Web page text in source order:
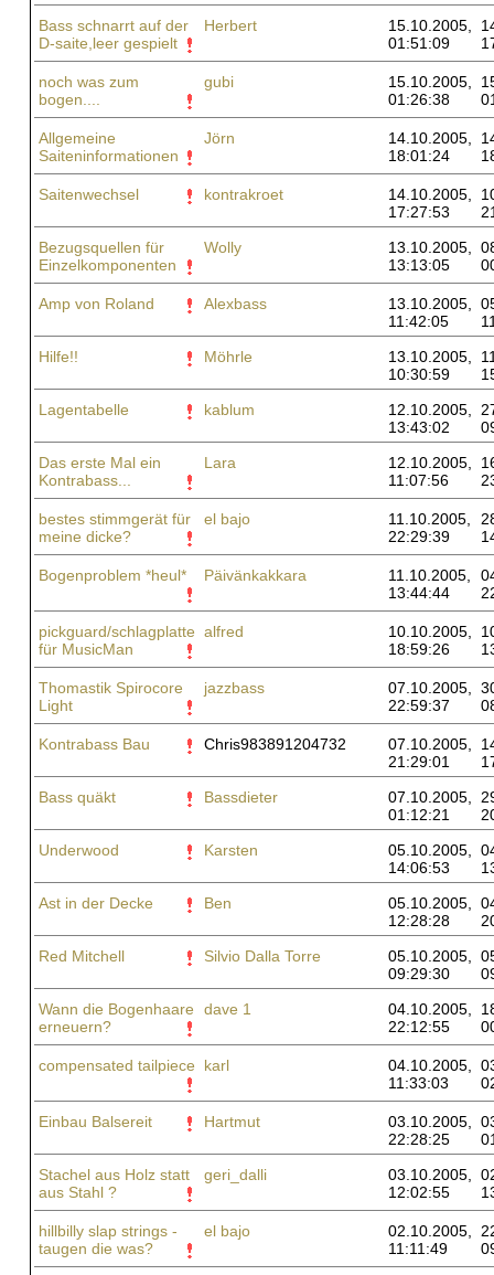
Bass schnarrt auf der
D-saite,leer gespielt
Herbert
15.10.2005,
01:51:09
noch was zum
bogen....
gubi
15.10.2005,
01:26:38
Allgemeine
Saiteninformationen
Jörn
14.10.2005,
18:01:24
Saitenwechsel kontrakroet
14.10.2005,
17:27:53
Bezugsquellen für
Einzelkomponenten
Wolly
13.10.2005,
13:13:05
Amp von Roland Alexbass
13.10.2005,
11:42:05
Hilfe!!
Möhrle
13.10.2005,
10:30:59
Lagentabelle
kablum
12.10.2005,
13:43:02
Das erste Mal ein
Kontrabass...
Lara
12.10.2005,
11:07:56
bestes stimmgerät für
meine dicke?
el bajo
11.10.2005,
22:29:39
Bogenproblem *heul* Päivänkakkara
11.10.2005,
13:44:44
pickguard/schlagplatte
für MusicMan
alfred
10.10.2005,
18:59:26
Thomastik Spirocore
Light
jazzbass
07.10.2005,
22:59:37
Kontrabass Bau Chris983891204732
07.10.2005,
21:29:01
Bass quäkt
Bassdieter
07.10.2005,
01:12:21
Underwood
Karsten
05.10.2005,
14:06:53
Ast in der Decke
Ben
05.10.2005,
12:28:28
Red Mitchell
Silvio Dalla Torre
05.10.2005,
09:29:30
Wann die Bogenhaare
erneuern?
dave 1
04.10.2005,
22:12:55
compensated tailpiece karl
04.10.2005,
11:33:03
Einbau Balsereit Hartmut
03.10.2005,
22:28:25
Stachel aus Holz statt
aus Stahl ?
geri_dalli
03.10.2005,
12:02:55
hillbilly slap strings -
taugen die was?
el bajo
02.10.2005,
11:11:49